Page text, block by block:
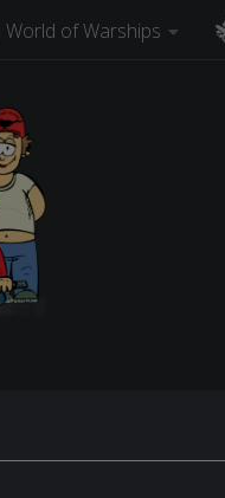
World of Warships